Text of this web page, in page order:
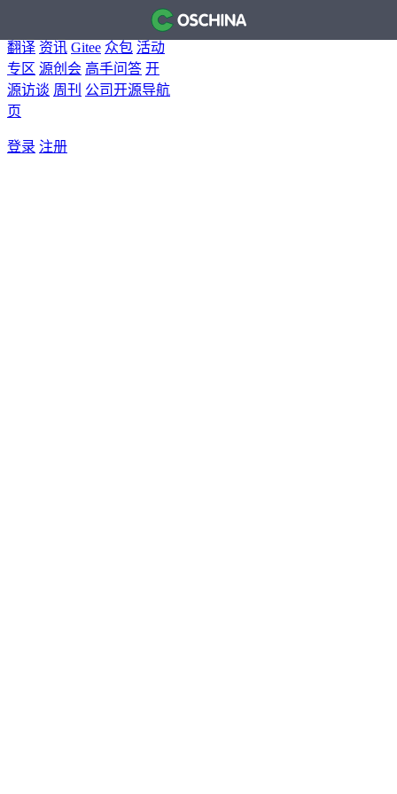
博客
翻译 资讯 Gitee 众包 活动
专区 源创会 高手问答 开
源访谈 周刊 公司开源导航
页
登录 注册